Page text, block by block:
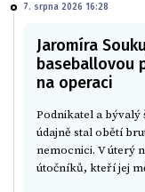
7. srpna 2026 16:28
Jaromíra
baseballovou
na operaci
Podnikatel a bývalý
údajně stal obětí
nemocnici. V úterý
útočníků, kteří jej